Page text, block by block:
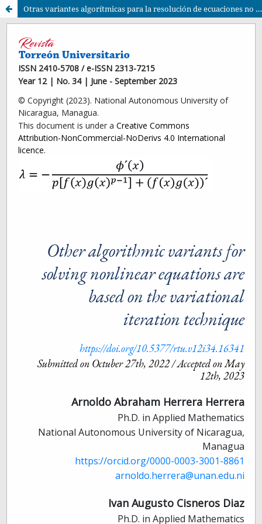
Otras variantes algorítmicas para la resolución de ecuaciones no lineales basándose en la técnica de iteración variacional